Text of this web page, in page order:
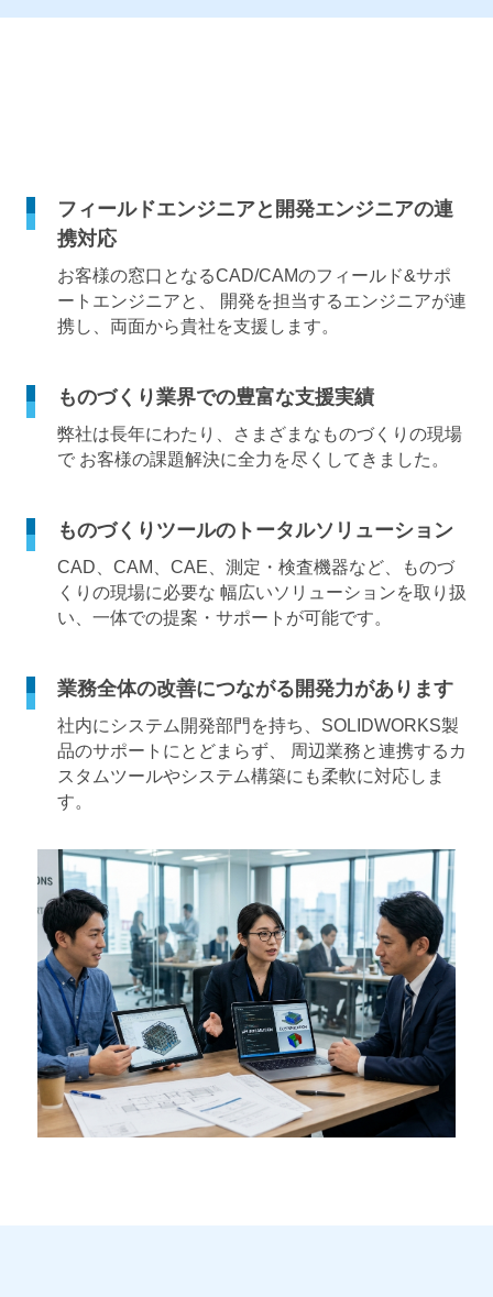
フィールドエンジニアと開発エンジニアの連
携対応
お客様の窓口となるCAD/CAMのフィールド&サポ
ートエンジニアと、
開発を担当するエンジニアが連
携し、両面から貴社を支援します。
ものづくり業界での豊富な支援実績
弊社は長年にわたり、さまざまなものづくりの現場
で お客様の課題解決に全力を尽くしてきました。
ものづくりツールのトータルソリューション
CAD、CAM、CAE、測定・検査機器など、ものづ
くりの現場に必要な 幅広いソリューションを取り扱
い、一体での提案・サポートが可能です。
業務全体の改善につながる開発力があります
社内にシステム開発部門を持ち、SOLIDWORKS製
品のサポートにとどまらず、 周辺業務と連携するカ
スタムツールやシステム構築にも柔軟に対応しま
す。